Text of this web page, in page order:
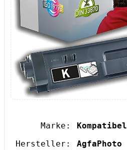
Marke:
Kompatibel
Hersteller:
AgfaPhoto